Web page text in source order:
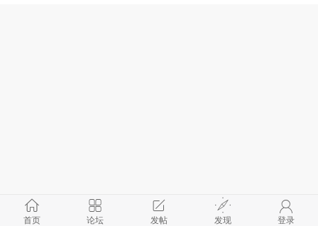
首页 论坛 发帖 发现 登录